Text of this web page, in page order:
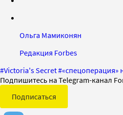
Ольга Мамиконян
Редакция Forbes
#Victoria's Secret#«спецоперация»
Подпишитесь на Telegram-канал
Подписаться